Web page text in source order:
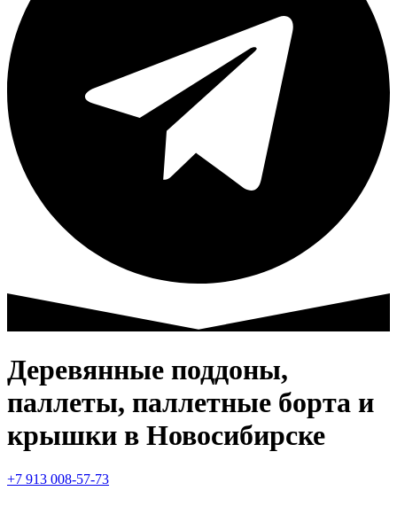
Деревянные поддоны,
паллеты, паллетные борта и
крышки в Новосибирске
+7 913 008-57-73